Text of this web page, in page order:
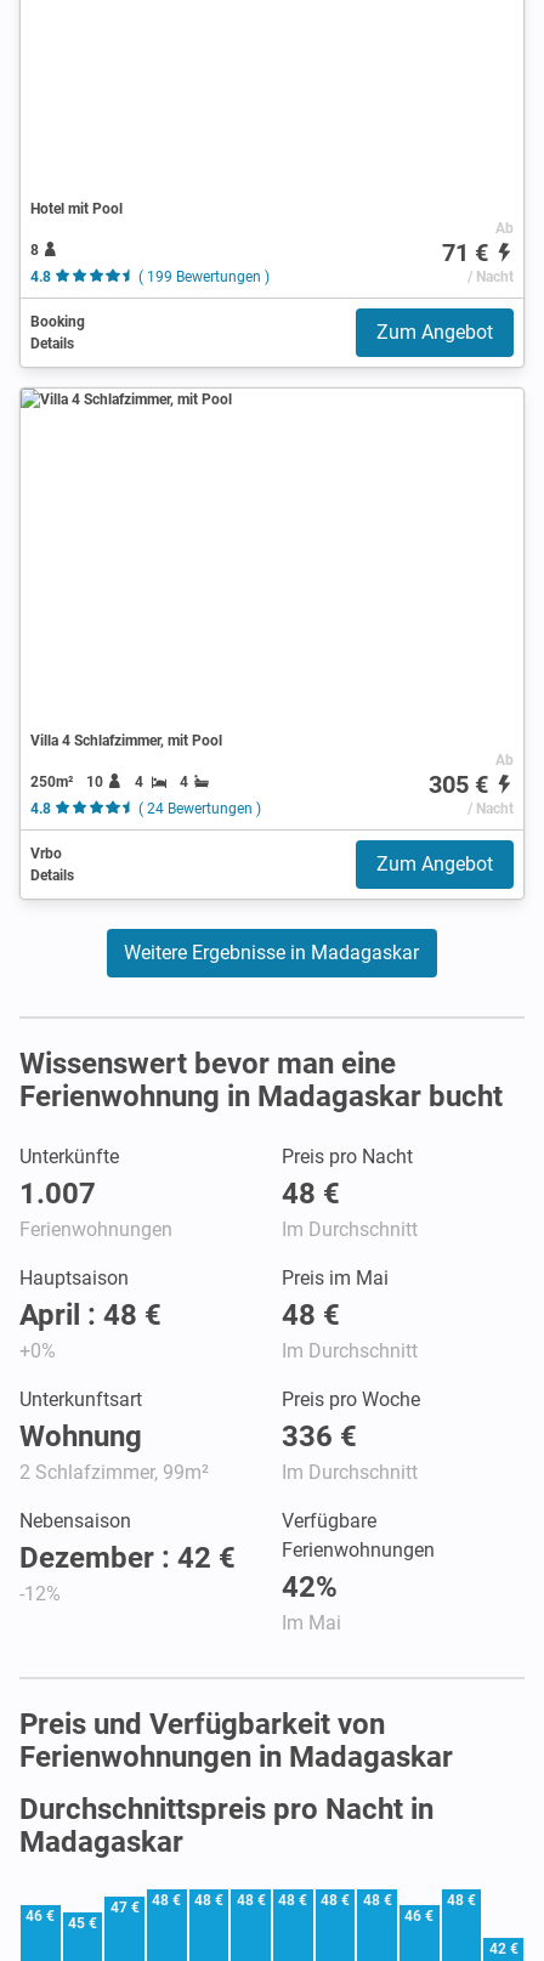
Hotel mit Pool
8
4.8
( 199 Bewertungen )
Ab
71 €
/ Nacht
Booking
Details
Zum Angebot
Villa 4 Schlafzimmer, mit Pool
250m² 10 4
4
4.8
( 24 Bewertungen )
Ab
305 €
/ Nacht
Vrbo
Details
Zum Angebot
Weitere Ergebnisse in Madagaskar
Wissenswert bevor man eine
Ferienwohnung in Madagaskar bucht
Unterkünfte
1.007
Ferienwohnungen
Preis pro Nacht
48 €
Im Durchschnitt
Hauptsaison
April : 48 €
+0%
Preis im Mai
48 €
Im Durchschnitt
Unterkunftsart
Wohnung
2 Schlafzimmer, 99m²
Preis pro Woche
336 €
Im Durchschnitt
Nebensaison
Dezember : 42 €
-12%
Verfügbare
Ferienwohnungen
42%
Im Mai
Preis und Verfügbarkeit von
Ferienwohnungen in Madagaskar
Durchschnittspreis pro Nacht in
Madagaskar
46 € 45 €
47 € 48 € 48 € 48 € 48 € 48 €
48 €
46 €
48 €
42 €